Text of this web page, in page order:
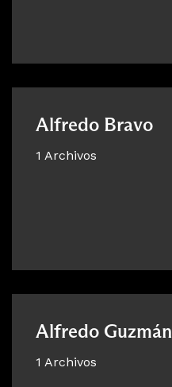
Alfredo Bravo
1 Archivos
Alfredo Guzmán
1 Archivos